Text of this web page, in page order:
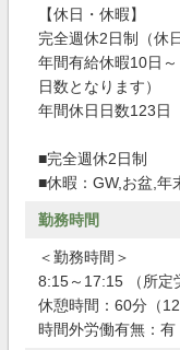
【休日・休暇】
完全週休2日制（休
年間有給休暇10日
日数となります）
年間休日日数123日
■完全週休2日制
■休暇：GW,お盆,年
勤務時間
＜勤務時間＞
8:15～17:15 （所定
休憩時間：60分（
時間外労働有無：有